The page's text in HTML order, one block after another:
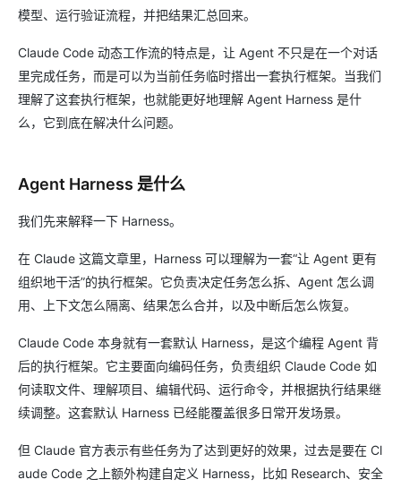
模型、运行验证流程，并把结果汇总回来。
Claude Code 动态工作流的特点是，让 Agent 不只是在一个对话
里完成任务，而是可以为当前任务临时搭出一套执行框架。当我们
理解了这套执行框架，也就能更好地理解 Agent Harness 是什
么，它到底在解决什么问题。
Agent Harness 是什么
我们先来解释一下 Harness。
在 Claude 这篇文章里，Harness 可以理解为一套“让 Agent 更有
组织地干活”的执行框架。它负责决定任务怎么拆、Agent 怎么调
用、上下文怎么隔离、结果怎么合并，以及中断后怎么恢复。
Claude Code 本身就有一套默认 Harness，是这个编程 Agent 背
后的执行框架。它主要面向编码任务，负责组织 Claude Code 如
何读取文件、理解项目、编辑代码、运行命令，并根据执行结果继
续调整。这套默认 Harness 已经能覆盖很多日常开发场景。
但 Claude 官方表示有些任务为了达到更好的效果，过去是要在 Cl
aude Code 之上额外构建自定义 Harness，比如 Research、安全